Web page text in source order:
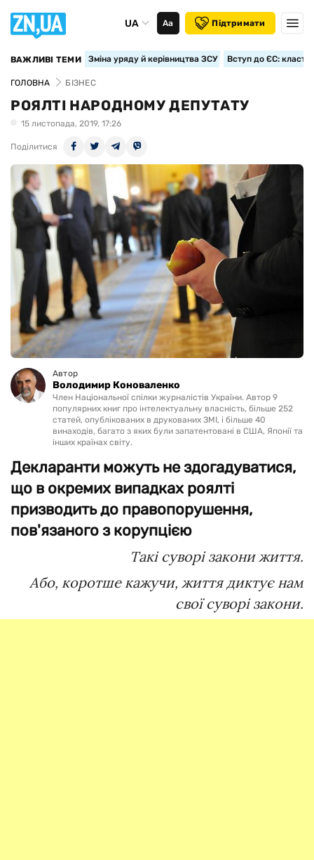
UA Аа Підтримати
ВАЖЛИВІ ТЕМИ Зміна уряду й керівництва ЗСУ Вступ до ЄС:
ГОЛОВНА БІЗНЕС
РОЯЛТІ НАРОДНОМУ ДЕПУТАТУ
15 листопада, 2019, 17:26
Поділитися
Автор
Володимир Коноваленко
Член Національної спілки журналістів України. Автор 9
популярних книг про інтелектуальну власність, більше 252
статей, опублікованих в друкованих ЗМІ, і більше 40
винаходів, багато з яких були запатентовані в США, Японії та
інших країнах світу.
Декларанти можуть не здогадуватися,
що в окремих випадках роялті
призводить до правопорушення,
пов'язаного з корупцією
Такі суворі закони життя.
Або, коротше кажучи, життя диктує нам
свої суворі закони.